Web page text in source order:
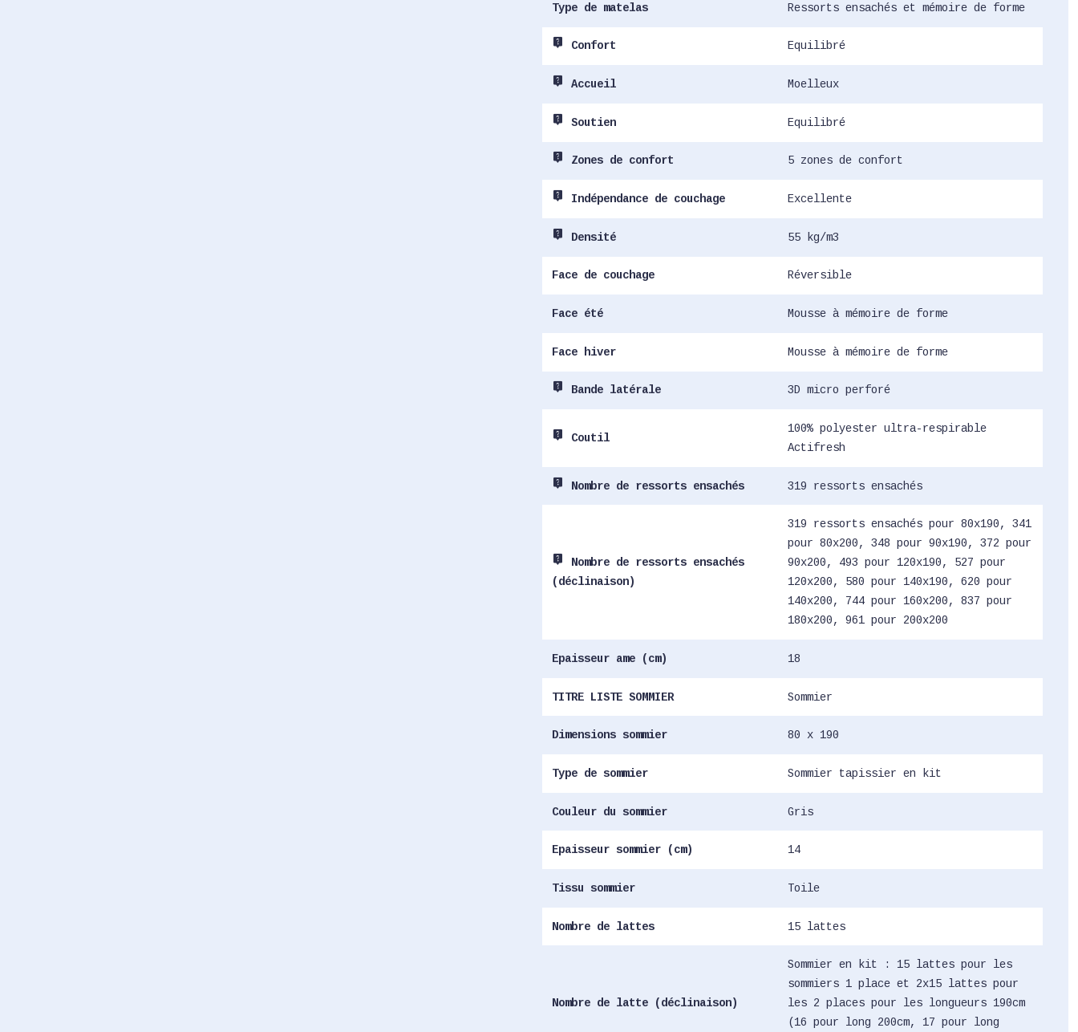
Type de matelas Ressorts ensachés et mémoire de forme
live_help Confort Equilibré
live_help Accueil Moelleux
live_help Soutien Equilibré
live_help Zones de confort 5 zones de confort
live_help Indépendance de couchage Excellente
live_help Densité 55 kg/m3
Face de couchage Réversible
Face été Mousse à mémoire de forme
Face hiver Mousse à mémoire de forme
live_help Bande latérale 3D micro perforé
live_help Coutil
100% polyester ultra-respirable
Actifresh
live_help Nombre de ressorts ensachés 319 ressorts ensachés
live_help
Nombre de ressorts ensachés
(déclinaison)
319 ressorts ensachés pour 80x190, 341
pour 80x200, 348 pour 90x190, 372 pour
90x200, 493 pour 120x190, 527 pour
120x200, 580 pour 140x190, 620 pour
140x200, 744 pour 160x200, 837 pour
180x200, 961 pour 200x200
Epaisseur ame (cm) 18
TITRE LISTE SOMMIER Sommier
Dimensions sommier 80 x 190
Type de sommier Sommier tapissier en kit
Couleur du sommier Gris
Epaisseur sommier (cm) 14
Tissu sommier Toile
Nombre de lattes 15 lattes
Nombre de latte (déclinaison)
Sommier en kit : 15 lattes pour les
sommiers 1 place et 2x15 lattes pour
les 2 places pour les longueurs 190cm
(16 pour long 200cm, 17 pour long